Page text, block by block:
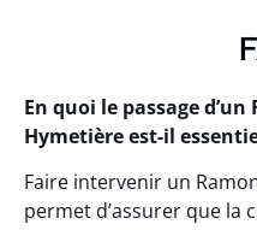
En quoi le passage
Hymetière est-il
Faire intervenir un
permet d’assurer que la